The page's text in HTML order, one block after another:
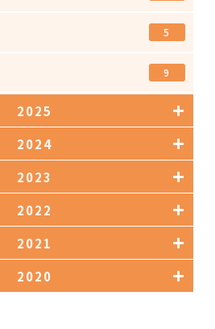
5
9
2025
2024
2023
2022
2021
2020